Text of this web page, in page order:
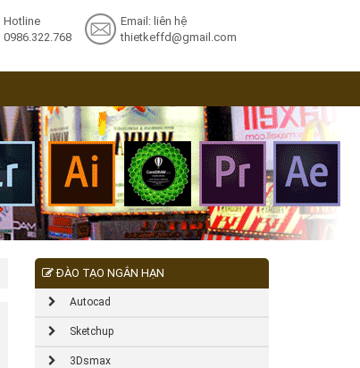
Email: liên hệ
thietkeffd@gmail.com
Hotline
0986.322.768
ĐÀO TẠO NGẮN HẠN
Autocad
Sketchup
3Dsmax